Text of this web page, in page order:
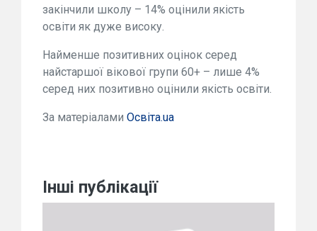
закінчили школу – 14% оцінили якість
освіти як дуже високу.
Найменше позитивних оцінок серед
найстаршої вікової групи 60+ – лише 4%
серед них позитивно оцінили якість освіти.
За матеріалами Освіта.ua
Інші публікації